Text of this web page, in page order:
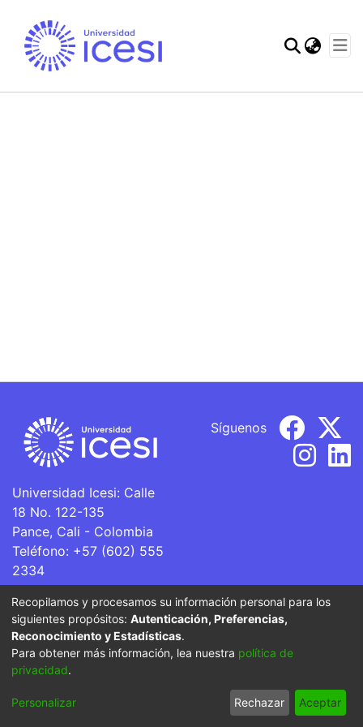
Universidad Icesi: Calle
18 No. 122-135
Pance, Cali - Colombia
Teléfono: +57 (602) 555
2334
ventanillaunica@icesi.edu.co
Síguenos
La Universidad Icesi es una Institución de Educación
Superior que se encuentra sujeta a inspección y vigilancia
por parte del Ministerio de Educación Nacional.
Cookie
End User
Agreement
Send
Feedback
Recopilamos y procesamos su información personal para los
siguientes propósitos: Autenticación, Preferencias,
Reconocimiento y Estadísticas.
Para obtener más información, lea nuestra política de
privacidad.
Personalizar Rechazar Aceptar